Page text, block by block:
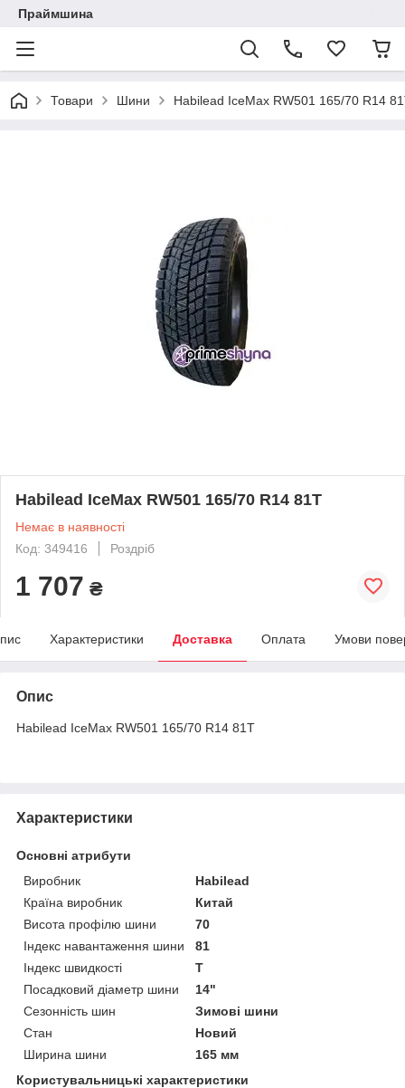
Праймшина
Товари Шини Habilead IceMax RW501 165/70 R14
Habilead IceMax RW501 165/70 R14 81T
Немає в наявності
Код: 349416
Роздріб
1 707 ₴
Характеристики Доставка Оплата Умови
Опис
Habilead IceMax RW501 165/70 R14 81T
Характеристики
Основні атрибути
Виробник
Habilead
Країна виробник
Китай
Висота профілю шини
70
Індекс навантаження шини
81
Індекс швидкості
T
Посадковий діаметр шини
14"
Сезонність шин
Зимові шини
Стан
Новий
Ширина шини
165 мм
Користувальницькі характеристики